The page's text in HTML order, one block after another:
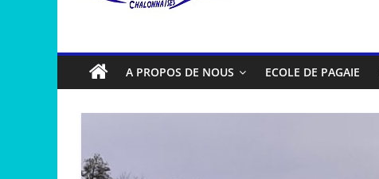
A PROPOS DE NOUS ECOLE DE PAGAIE